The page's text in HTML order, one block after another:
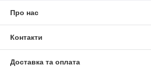
Про нас
Контакти
Доставка та оплата